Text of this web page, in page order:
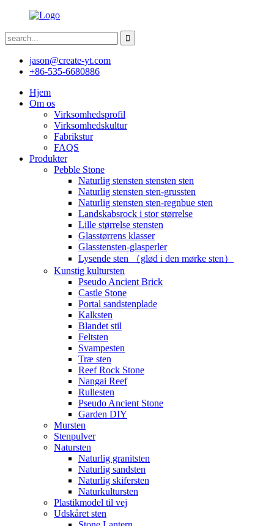
jason@create-yt.com
+86-535-6680886
Hjem
Om os
Virksomhedsprofil
Virksomhedskultur
Fabrikstur
FAQS
Produkter
Pebble Stone
Naturlig stensten stensten sten
Naturlig stensten sten-grussten
Naturlig stensten sten-regnbue sten
Landskabsrock i stor størrelse
Lille størrelse stensten
Glasstørrens klasser
Glasstensten-glasperler
Lysende sten （glød i den mørke sten）
Kunstig kultursten
Pseudo Ancient Brick
Castle Stone
Portal sandstenplade
Kalksten
Blandet stil
Feltsten
Svampesten
Træ sten
Reef Rock Stone
Nangai Reef
Rullesten
Pseudo Ancient Stone
Garden DIY
Mursten
Stenpulver
Natursten
Naturlig granitsten
Naturlig sandsten
Naturlig skifersten
Naturkultursten
Plastikmodel til vej
Udskåret sten